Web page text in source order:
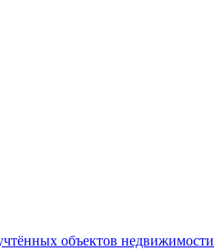
объектов недвижимости